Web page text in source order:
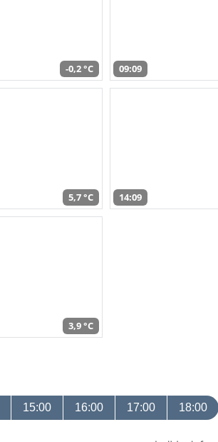
-0,2 °C 09:09
5,7 °C 14:09
3,9 °C
15:00 16:00 17:00 18:00